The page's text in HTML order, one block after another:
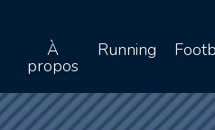
À
propos
Running